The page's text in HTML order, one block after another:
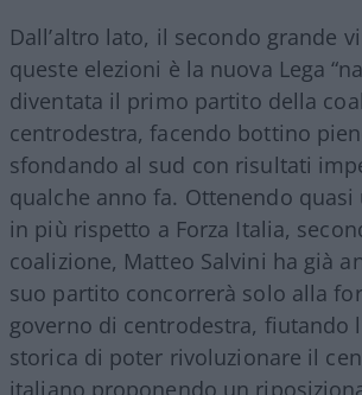
Dall’altro lato, il secondo grande
queste elezioni è la nuova Lega
diventata il primo partito della
centrodestra, facendo bottino
sfondando al sud con risultati
qualche anno fa. Ottenendo quasi
in più rispetto a Forza Italia,
coalizione, Matteo Salvini ha già
suo partito concorrerà solo alla
governo di centrodestra, fiutando
storica di poter rivoluzionare il
italiano proponendo un